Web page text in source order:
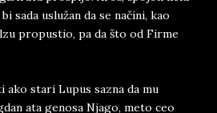
sada uslužan da se načini, kao
propustio, pa da što od Firme
ako stari Lupus sazna da mu
ata genosa Njago, meto ceo